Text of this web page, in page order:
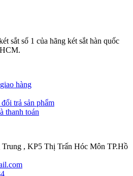
sắt số 1 của hãng két sắt hàn quốc
hàng
trả sản phẩm
thanh toán
Trung , KP5 Thị Trấn Hóc Môn TP.Hồ